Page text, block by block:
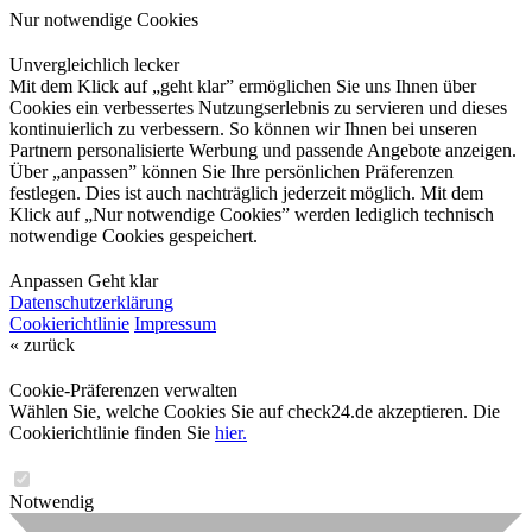
Nur notwendige Cookies
Unvergleichlich lecker
Mit dem Klick auf „geht klar” ermöglichen Sie uns Ihnen über
Cookies ein verbessertes Nutzungserlebnis zu servieren und dieses
kontinuierlich zu verbessern. So können wir Ihnen bei unseren
Partnern personalisierte Werbung und passende Angebote anzeigen.
Über „anpassen” können Sie Ihre persönlichen Präferenzen
festlegen. Dies ist auch nachträglich jederzeit möglich. Mit dem
Klick auf „Nur notwendige Cookies” werden lediglich technisch
notwendige Cookies gespeichert.
Anpassen Geht klar
Datenschutzerklärung
Cookierichtlinie Impressum
« zurück
Cookie-Präferenzen verwalten
Wählen Sie, welche Cookies Sie auf check24.de akzeptieren. Die
Cookierichtlinie finden Sie hier.
Notwendig